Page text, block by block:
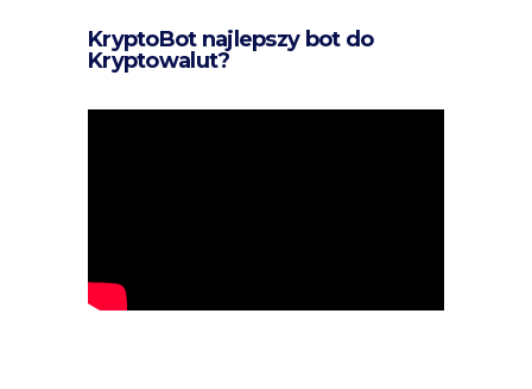
KryptoBot najlepszy bot do
Kryptowalut?